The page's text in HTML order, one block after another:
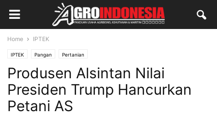
Home IPTEK
IPTEK Pangan Pertanian
Produsen Alsintan Nilai
Presiden Trump Hancurkan
Petani AS